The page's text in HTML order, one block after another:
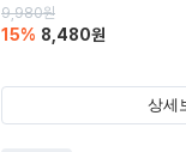
9,980원
15% 8,480원
상세